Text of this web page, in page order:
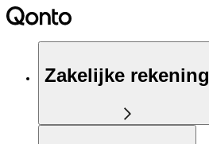
Zakelijke rekening